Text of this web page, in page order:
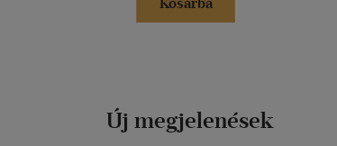
Új megjelenések